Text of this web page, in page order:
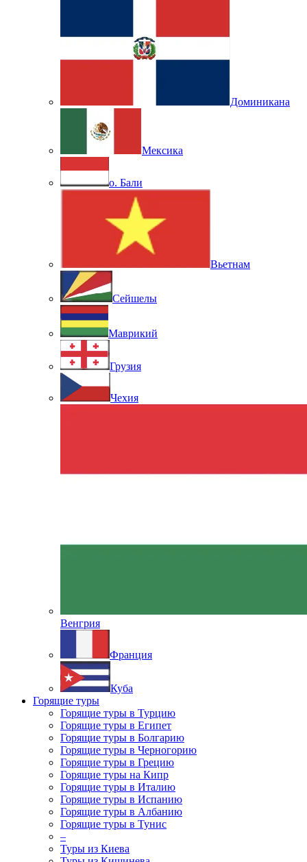
Доминикана
Мексика
о. Бали
Вьетнам
Сейшелы
Маврикий
Грузия
Чехия
Венгрия
Франция
Куба
Горящие туры
Горящие туры в Турцию
Горящие туры в Египет
Горящие туры в Болгарию
Горящие туры в Черногорию
Горящие туры в Грецию
Горящие туры на Кипр
Горящие туры в Италию
Горящие туры в Испанию
Горящие туры в Албанию
Горящие туры в Тунис
–
Туры из Киева